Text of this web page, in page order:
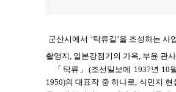
군산시에서 ‘탁류길’을 조성하는
촬영지, 일본강점기의 가옥, 부윤 관
「탁류」(조선일보에 1937년
1950)의 대표작 중 하나로, 식민지